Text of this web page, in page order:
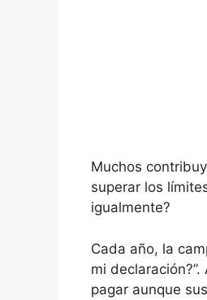
Muchos
superar los
igualmente?
Cada año, la
mi
pagar aunque